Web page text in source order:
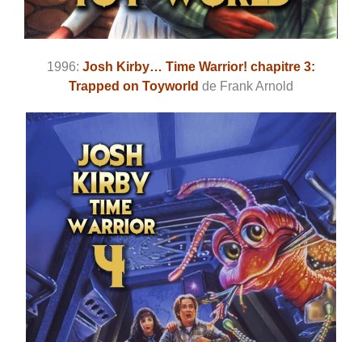
1996: Josh Kirby… Time Warrior! chapitre 3:
Trapped on Toyworld de Frank Arnold